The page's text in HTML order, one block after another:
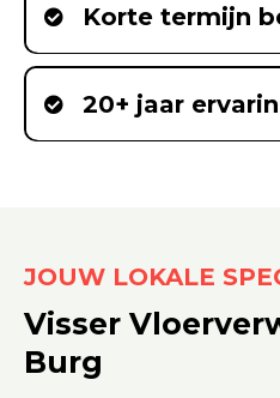
Korte termijn
20+ jaar
JOUW LOKALE
Visser
Burg